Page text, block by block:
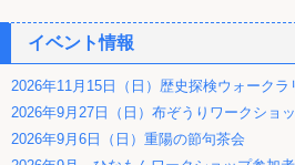
イベント情報
2026年11月15日（日）歴史探検ウォークラ
2026年9月27日（日）布ぞうりワークショ
2026年9月6日（日）重陽の節句茶会